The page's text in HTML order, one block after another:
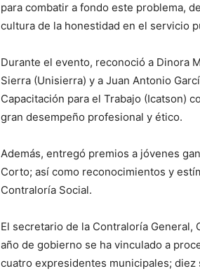
para combatir a fondo este problema,
cultura de la honestidad en el servicio
Durante el evento, reconoció a Dinora
Sierra (Unisierra) y a Juan Antonio
Capacitación para el Trabajo (Icatson)
gran desempeño profesional y ético.
Además, entregó premios a jóvenes
Corto; así como reconocimientos y
Contraloría Social.
El secretario de la Contraloría
año de gobierno se ha vinculado a
cuatro expresidentes municipales;